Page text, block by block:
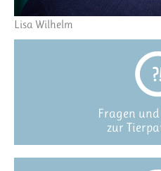
Lisa Wilhelm
Fragen
zur